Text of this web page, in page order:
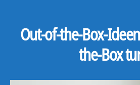
Out-of-the-Box-
the-Box